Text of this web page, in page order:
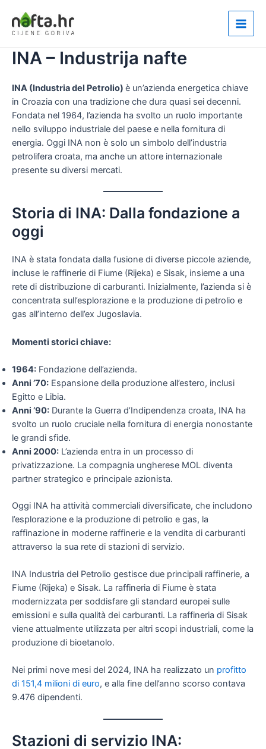
contenuto
Main
INA – Industrija nafte
INA (Industria del Petrolio) è un’azienda energetica chiave
in Croazia con una tradizione che dura quasi sei decenni.
Fondata nel 1964, l’azienda ha svolto un ruolo importante
nello sviluppo industriale del paese e nella fornitura di
energia. Oggi INA non è solo un simbolo dell’industria
petrolifera croata, ma anche un attore internazionale
presente su diversi mercati.
Storia di INA: Dalla fondazione a
oggi
INA è stata fondata dalla fusione di diverse piccole aziende,
incluse le raffinerie di Fiume (Rijeka) e Sisak, insieme a una
rete di distribuzione di carburanti. Inizialmente, l’azienda si è
concentrata sull’esplorazione e la produzione di petrolio e
gas all’interno dell’ex Jugoslavia.
Momenti storici chiave:
1964: Fondazione dell’azienda.
Anni ’70: Espansione della produzione all’estero, inclusi
Egitto e Libia.
Anni ’90: Durante la Guerra d’Indipendenza croata, INA ha
svolto un ruolo cruciale nella fornitura di energia nonostante
le grandi sfide.
Anni 2000: L’azienda entra in un processo di
privatizzazione. La compagnia ungherese MOL diventa
partner strategico e principale azionista.
Oggi INA ha attività commerciali diversificate, che includono
l’esplorazione e la produzione di petrolio e gas, la
raffinazione in moderne raffinerie e la vendita di carburanti
attraverso la sua rete di stazioni di servizio.
INA Industria del Petrolio gestisce due principali raffinerie, a
Fiume (Rijeka) e Sisak. La raffineria di Fiume è stata
modernizzata per soddisfare gli standard europei sulle
emissioni e sulla qualità dei carburanti. La raffineria di Sisak
viene attualmente utilizzata per altri scopi industriali, come la
produzione di bioetanolo.
Nei primi nove mesi del 2024, INA ha realizzato un profitto
di 151,4 milioni di euro, e alla fine dell’anno scorso contava
9.476 dipendenti.
Stazioni di servizio INA: